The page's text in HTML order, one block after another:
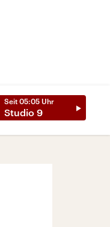
Seit 05:05 Uhr
Studio 9